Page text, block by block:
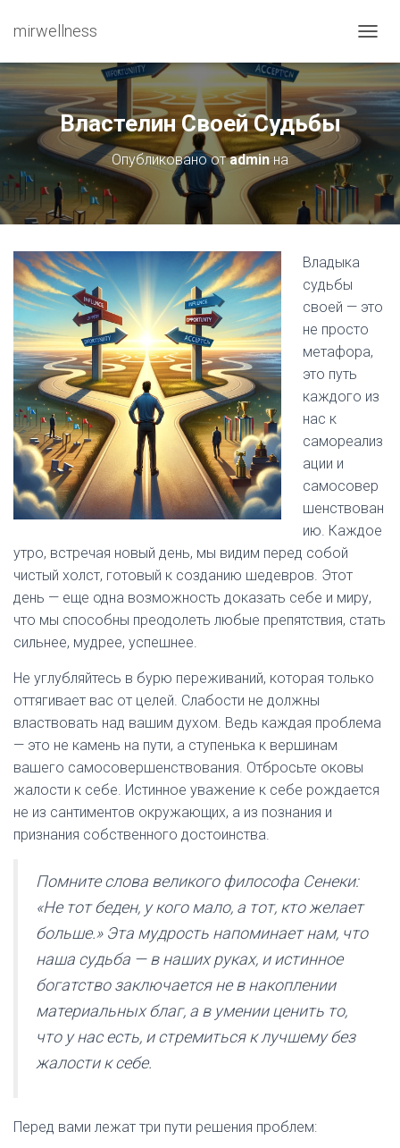
mirwellness
Властелин Своей Судьбы
Опубликовано отadminна
Владыка
судьбы
своей — это
не просто
метафора,
это путь
каждого из
нас к
самореализ
ации и
самосовер
шенствован
ию. Каждое
утро, встречая новый день, мы видим перед собой
чистый холст, готовый к созданию шедевров. Этот
день — еще одна возможность доказать себе и миру,
что мы способны преодолеть любые препятствия, стать
сильнее, мудрее, успешнее.
Не углубляйтесь в бурю переживаний, которая только
оттягивает вас от целей. Слабости не должны
властвовать над вашим духом. Ведь каждая проблема
— это не камень на пути, а ступенька к вершинам
вашего самосовершенствования. Отбросьте оковы
жалости к себе. Истинное уважение к себе рождается
не из сантиментов окружающих, а из познания и
признания собственного достоинства.
Помните слова великого философа Сенеки:
«Не тот беден, у кого мало, а тот, кто желает
больше.» Эта мудрость напоминает нам, что
наша судьба — в наших руках, и истинное
богатство заключается не в накоплении
материальных благ, а в умении ценить то,
что у нас есть, и стремиться к лучшему без
жалости к себе.
Перед вами лежат три пути решения проблем: